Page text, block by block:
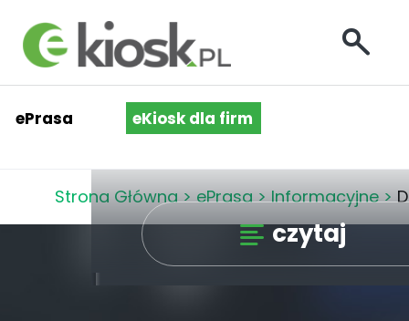
ePrasa eKiosk dla firm
Strona Główna > ePrasa > Informacyjne >
czytaj